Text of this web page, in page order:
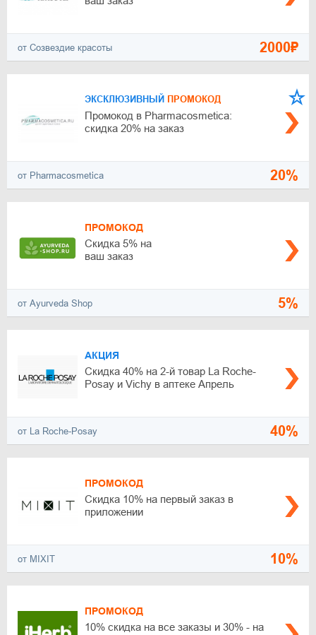
от Созвездие красоты 2000₽
ЭКСКЛЮЗИВНЫЙ ПРОМОКОД
Промокод в Pharmacosmetica:
скидка 20% на заказ
от Pharmacosmetica 20%
ПРОМОКОД
Скидка 5% на
ваш заказ
от Ayurveda Shop 5%
АКЦИЯ
Скидка 40% на 2-й товар La Roche-
Posay и Vichy в аптеке Апрель
от La Roche-Posay 40%
ПРОМОКОД
Скидка 10% на первый заказ в
приложении
от MIXIT 10%
ПРОМОКОД
10% скидка на все заказы и 30% - на